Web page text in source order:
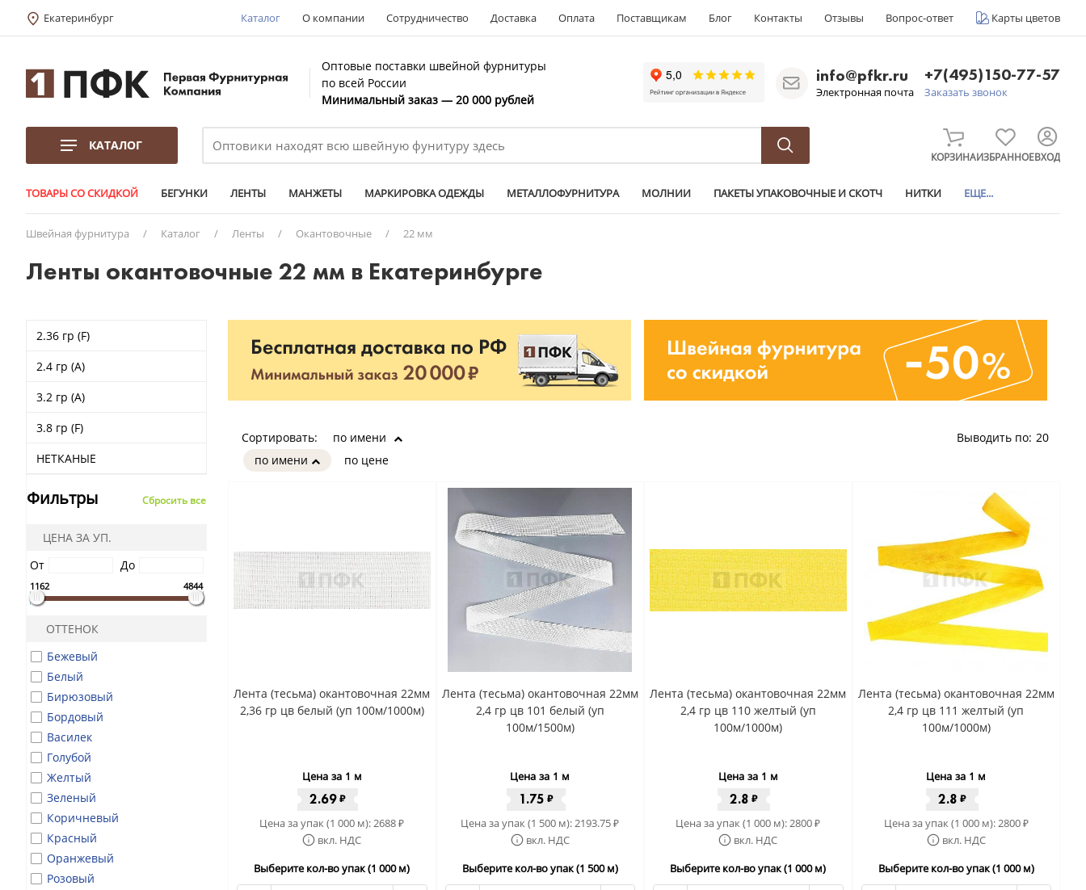
Екатеринбург Каталог О компании Сотрудничество Доставка Оплата Поставщикам Блог Контакты Отзывы Вопрос-ответ Карты цветов
Оптовые поставки швейной фурнитуры
по всей России
Минимальный заказ — 20 000 рублей
info@pfkr.ru
Электронная почта
+7(495)150-77-57
Заказать звонок
КАТАЛОГ
КОРЗИНАИЗБРАННОЕВХОД
ТОВАРЫ СО СКИДКОЙ БЕГУНКИ ЛЕНТЫ МАНЖЕТЫ МАРКИРОВКА ОДЕЖДЫ МЕТАЛЛОФУРНИТУРА МОЛНИИ ПАКЕТЫ УПАКОВОЧНЫЕ И СКОТЧ НИТКИ ЕЩЕ...
Швейная фурнитура / Каталог / Ленты / Окантовочные / 22 мм
Ленты окантовочные 22 мм в Екатеринбурге
2.36 гр (F)
2.4 гр (А)
3.2 гр (A)
3.8 гр (F)
НЕТКАНЫЕ
Фильтры Сбросить все
ЦЕНА ЗА УП.
От
До
1162 4844
ОТТЕНОК
Бежевый
Белый
Бирюзовый
Бордовый
Василек
Голубой
Желтый
Зеленый
Коричневый
Красный
Оранжевый
Розовый
Сортировать:
по имени
по цене
по имени Выводить по: 20
Лента (тесьма) окантовочная 22мм
2,36 гр цв белый (уп 100м/1000м)
Цена за 1 м
2.69₽
Цена за упак (1 000 м):2688₽
вкл. НДС
Выберите кол-во упак (1 000 м)
Лента (тесьма) окантовочная 22мм
2,4 гр цв 101 белый (уп
100м/1500м)
Цена за 1 м
1.75 ₽
Цена за упак (1 500 м):2193.75₽
вкл. НДС
Выберите кол-во упак (1 500 м)
Лента (тесьма) окантовочная 22мм
2,4 гр цв 110 желтый (уп
100м/1000м)
Цена за 1 м
2.8 ₽
Цена за упак (1 000 м):2800₽
вкл. НДС
Выберите кол-во упак (1 000 м)
Лента (тесьма) окантовочная 22мм
2,4 гр цв 111 желтый (уп
100м/1000м)
Цена за 1 м
2.8 ₽
Цена за упак (1 000 м):2800₽
вкл. НДС
Выберите кол-во упак (1 000 м)